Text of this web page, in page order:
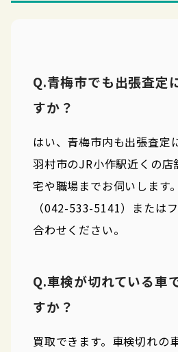
Q.青梅市でも出張査定
すか？
はい、青梅市内も出張査定
羽村市のJR小作駅近くの店
宅や職場までお伺いします
（042-533-5141）または
合わせください。
Q.車検が切れている車
すか？
買取できます。車検切れの